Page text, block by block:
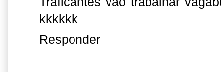
kkkkkk
Responder